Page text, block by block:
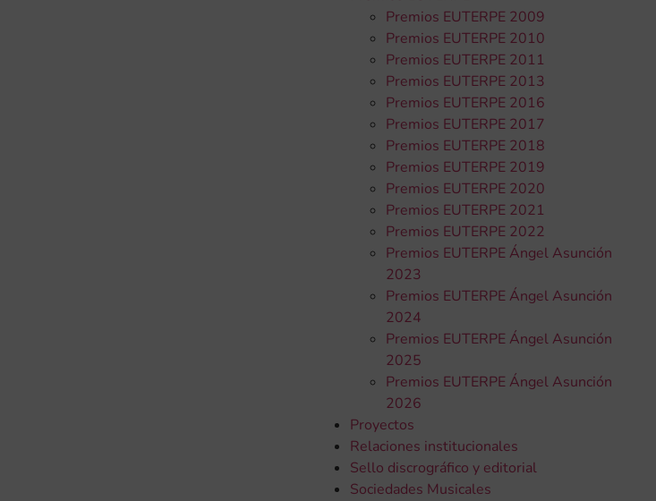
Premios EUTERPE 2009
Premios EUTERPE 2010
Premios EUTERPE 2011
Premios EUTERPE 2013
Premios EUTERPE 2016
Premios EUTERPE 2017
Premios EUTERPE 2018
Premios EUTERPE 2019
Premios EUTERPE 2020
Premios EUTERPE 2021
Premios EUTERPE 2022
Premios EUTERPE Ángel Asunción
2023
Premios EUTERPE Ángel Asunción
2024
Premios EUTERPE Ángel Asunción
2025
Premios EUTERPE Ángel Asunción
2026
Proyectos
Relaciones institucionales
Sello discrográfico y editorial
Sociedades Musicales